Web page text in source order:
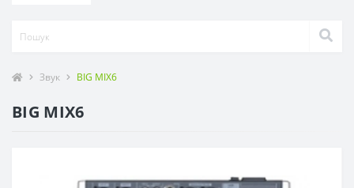
Звук BIG MIX6
BIG MIX6